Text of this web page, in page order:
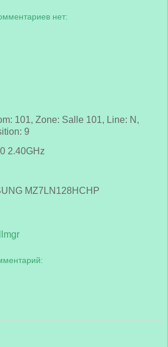
нет:
101, Zone: Salle 101, Line: N,
9
2.40GHz
MZ7LN128HCHP